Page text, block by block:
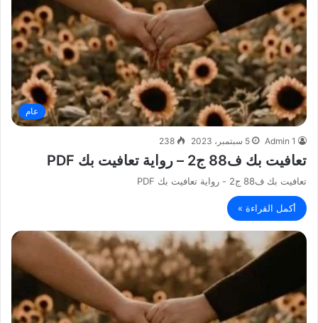
عام
Admin 1 5 سبتمبر، 2023 238
تعافيت بك ف88 ج2 – رواية تعافيت بك PDF
تعافيت بك ف88 ج2 - رواية تعافيت بك PDF
أكمل القراءة »